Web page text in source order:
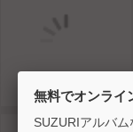
無料でオンライ
SUZURIアルバ